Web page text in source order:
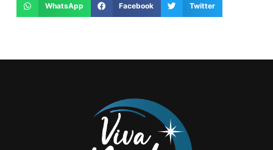
WhatsApp Facebook Twitter